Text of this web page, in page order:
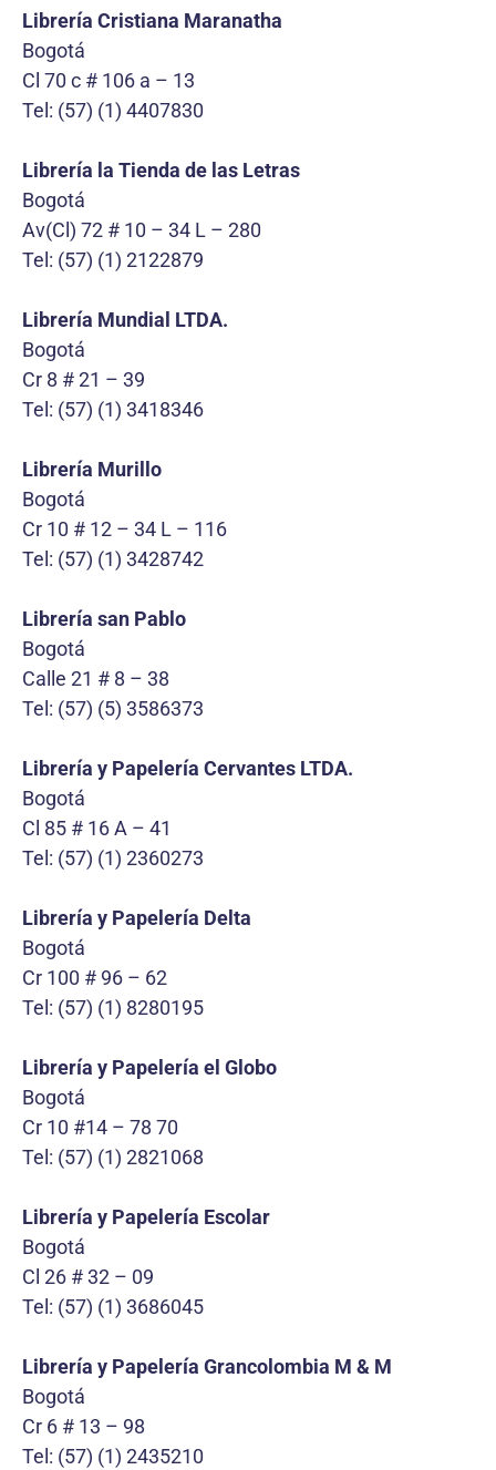
Librería Cristiana Maranatha
Bogotá
Cl 70 c # 106 a – 13
Tel: (57) (1) 4407830
Librería la Tienda de las Letras
Bogotá
Av(Cl) 72 # 10 – 34 L – 280
Tel: (57) (1) 2122879
Librería Mundial LTDA.
Bogotá
Cr 8 # 21 – 39
Tel: (57) (1) 3418346
Librería Murillo
Bogotá
Cr 10 # 12 – 34 L – 116
Tel: (57) (1) 3428742
Librería san Pablo
Bogotá
Calle 21 # 8 – 38
Tel: (57) (5) 3586373
Librería y Papelería Cervantes LTDA.
Bogotá
Cl 85 # 16 A – 41
Tel: (57) (1) 2360273
Librería y Papelería Delta
Bogotá
Cr 100 # 96 – 62
Tel: (57) (1) 8280195
Librería y Papelería el Globo
Bogotá
Cr 10 #14 – 78 70
Tel: (57) (1) 2821068
Librería y Papelería Escolar
Bogotá
Cl 26 # 32 – 09
Tel: (57) (1) 3686045
Librería y Papelería Grancolombia M & M
Bogotá
Cr 6 # 13 – 98
Tel: (57) (1) 2435210